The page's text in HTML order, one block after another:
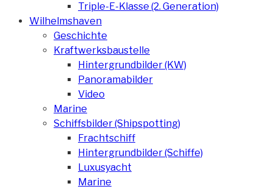
Triple-E-Klasse (2. Generation)
Wilhelmshaven
Geschichte
Kraftwerksbaustelle
Hintergrundbilder (KW)
Panoramabilder
Video
Marine
Schiffsbilder (Shipspotting)
Frachtschiff
Hintergrundbilder (Schiffe)
Luxusyacht
Marine